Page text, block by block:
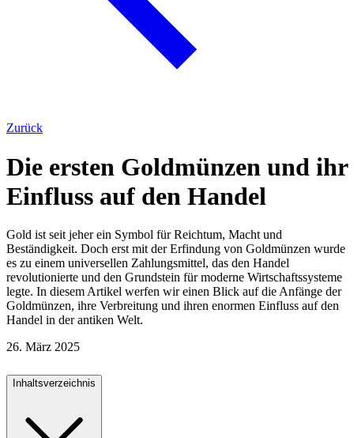
Zurück
Die ersten Goldmünzen und ihr
Einfluss auf den Handel
Gold ist seit jeher ein Symbol für Reichtum, Macht und
Beständigkeit. Doch erst mit der Erfindung von Goldmünzen wurde
es zu einem universellen Zahlungsmittel, das den Handel
revolutionierte und den Grundstein für moderne Wirtschaftssysteme
legte. In diesem Artikel werfen wir einen Blick auf die Anfänge der
Goldmünzen, ihre Verbreitung und ihren enormen Einfluss auf den
Handel in der antiken Welt.
26. März 2025
Inhaltsverzeichnis